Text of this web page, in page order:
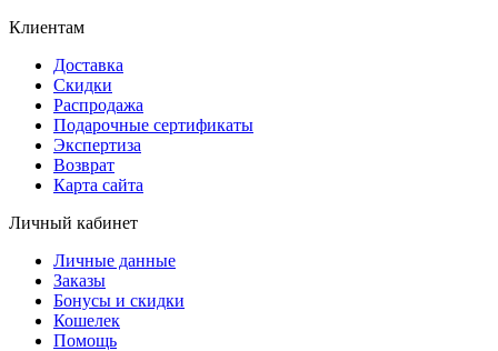
Клиентам
Доставка
Скидки
Распродажа
Подарочные сертификаты
Экспертиза
Возврат
Карта сайта
Личный кабинет
Личные данные
Заказы
Бонусы и скидки
Кошелек
Помощь